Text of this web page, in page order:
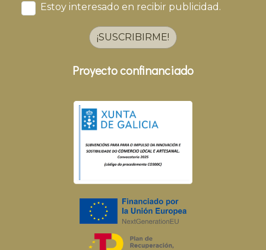
Estoy interesado en recibir publicidad.
¡SUSCRIBIRME!
Proyecto confinanciado